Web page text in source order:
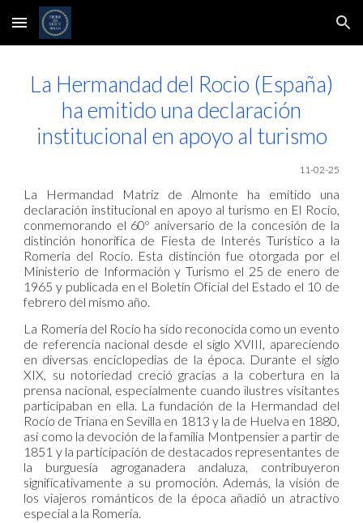
Skip to main content Skip to navigation
La Hermandad del Rocio (España)
ha emitido una declaración
institucional en apoyo al turismo
11-02-25
La Hermandad Matriz de Almonte ha emitido una
declaración institucional en apoyo al turismo en El Rocío,
conmemorando el 60º aniversario de la concesión de la
distinción honorífica de Fiesta de Interés Turístico a la
Romería del Rocío. Esta distinción fue otorgada por el
Ministerio de Información y Turismo el 25 de enero de
1965 y publicada en el Boletín Oficial del Estado el 10 de
febrero del mismo año.
La Romería del Rocío ha sido reconocida como un evento
de referencia nacional desde el siglo XVIII, apareciendo
en diversas enciclopedias de la época. Durante el siglo
XIX, su notoriedad creció gracias a la cobertura en la
prensa nacional, especialmente cuando ilustres visitantes
participaban en ella. La fundación de la Hermandad del
Rocío de Triana en Sevilla en 1813 y la de Huelva en 1880,
así como la devoción de la familia Montpensier a partir de
1851 y la participación de destacados representantes de
la burguesía agroganadera andaluza, contribuyeron
significativamente a su promoción. Además, la visión de
los viajeros románticos de la época añadió un atractivo
especial a la Romería.